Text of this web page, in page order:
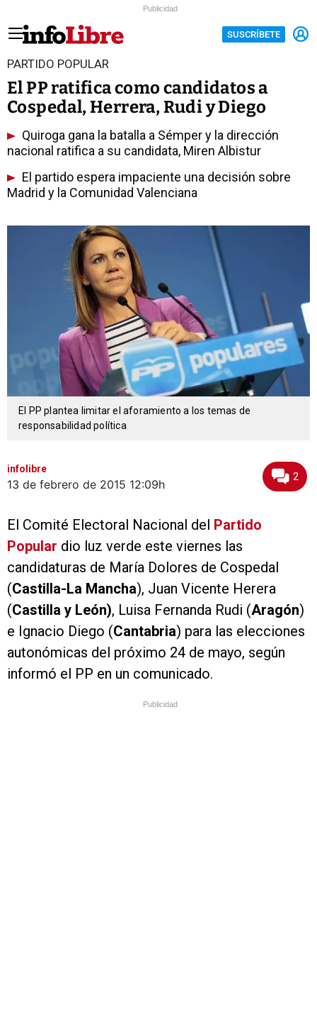
Publicidad
SUSCRÍBETE
PARTIDO POPULAR
El PP ratifica como candidatos a
Cospedal, Herrera, Rudi y Diego
Quiroga gana la batalla a Sémper y la dirección
nacional ratifica a su candidata, Miren Albistur
El partido espera impaciente una decisión sobre
Madrid y la Comunidad Valenciana
El PP plantea limitar el aforamiento a los temas de
responsabilidad política
infolibre
13 de febrero de 2015 12:09h
2
El Comité Electoral Nacional del Partido
Popular dio luz verde este viernes las
candidaturas de María Dolores de Cospedal
(Castilla-La Mancha), Juan Vicente Herera
(Castilla y León), Luisa Fernanda Rudi (Aragón)
e Ignacio Diego (Cantabria) para las elecciones
autonómicas del próximo 24 de mayo, según
informó el PP en un comunicado.
Publicidad